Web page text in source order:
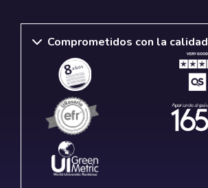
Comprometidos con la calidad